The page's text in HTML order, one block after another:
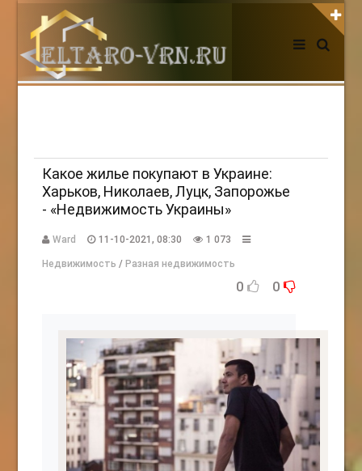
АВТОРИЗАЦИЯ НА САЙТЕ
Регистрация
НОВОСТИ СЕГОДНЯ
КАК С НАМИ СВЯЗАТЬСЯ
Edgarpo26@gmail.com
axin.ed@yandex.ru
Какое жилье покупают в Украине:
Харьков, Николаев, Луцк, Запорожье
- «Недвижимость Украины»
Ward 11-10-2021, 08:30 1 073
Недвижимость / Разная недвижимость
0 0